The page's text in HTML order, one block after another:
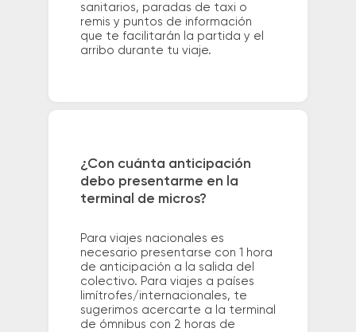
sanitarios, paradas de taxi o
remis y puntos de información
que te facilitarán la partida y el
arribo durante tu viaje.
¿Con cuánta anticipación
debo presentarme en la
terminal de micros?
Para viajes nacionales es
necesario presentarse con 1 hora
de anticipación a la salida del
colectivo. Para viajes a países
limítrofes/internacionales, te
sugerimos acercarte a la terminal
de ómnibus con 2 horas de